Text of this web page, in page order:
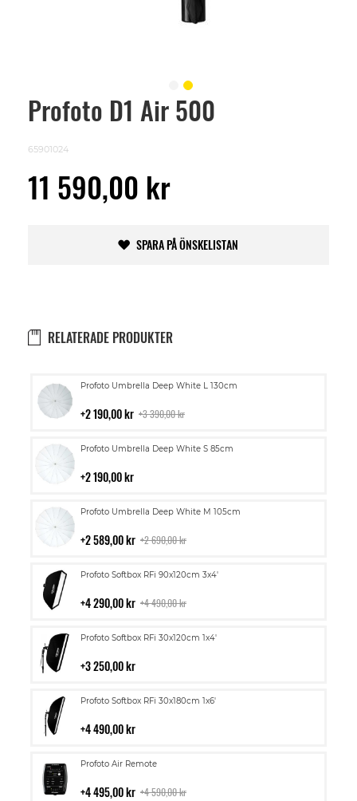
Profoto D1 Air 500
65901024
11 590,00 kr
SPARA PÅ ÖNSKELISTAN
RELATERADE PRODUKTER
Profoto Umbrella Deep White L 130cm
2 190,00 kr 3 390,00 kr
Lägg
i
Profoto Umbrella Deep White S 85cm
2 190,00 kr
Lägg
i
Profoto Umbrella Deep White M 105cm
2 589,00 kr 2 690,00 kr
Lägg
i
Profoto Softbox RFi 90x120cm 3x4'
4 290,00 kr 4 490,00 kr
Lägg
i
Profoto Softbox RFi 30x120cm 1x4'
3 250,00 kr
Lägg
i
Profoto Softbox RFi 30x180cm 1x6'
4 490,00 kr
Lägg
i
Profoto Air Remote
4 495,00 kr 4 590,00 kr
Lägg
i
Skip
images